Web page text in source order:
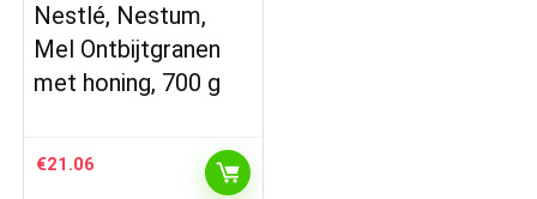
Nestlé, Nestum,
Mel Ontbijtgranen
met honing, 700 g
€21.06